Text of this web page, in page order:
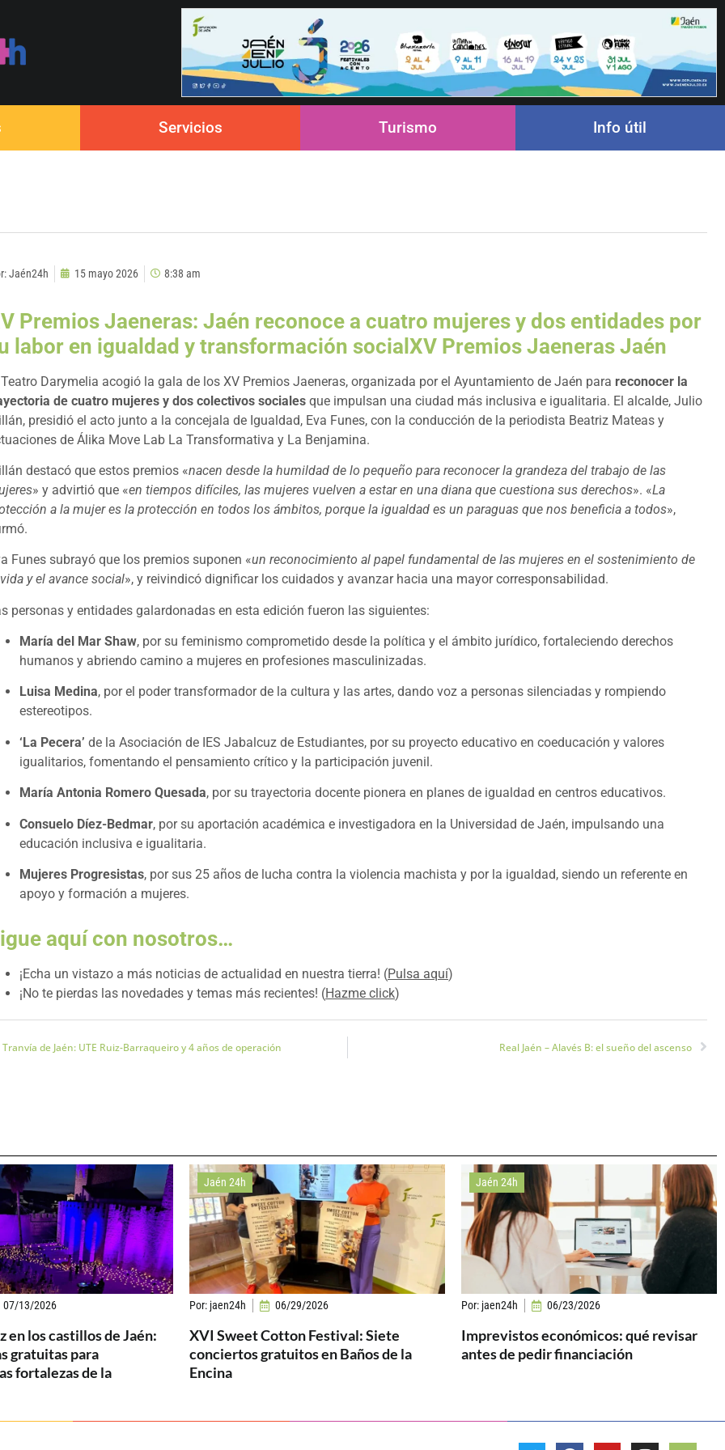
Servicios Turismo Info útil
Jaén24h 15 mayo 2026 8:38 am
Premios Jaeneras: Jaén reconoce a cuatro mujeres y dos entidades por
labor en igualdad y transformación socialXV Premios Jaeneras Jaén
Darymelia acogió la gala de los XV Premios Jaeneras, organizada por el Ayuntamiento de Jaén para reconocer la
de cuatro mujeres y dos colectivos sociales que impulsan una ciudad más inclusiva e igualitaria. El alcalde, Julio
presidió el acto junto a la concejala de Igualdad, Eva Funes, con la conducción de la periodista Beatriz Mateas y
de Álika Move Lab La Transformativa y La Benjamina.
destacó que estos premios «nacen desde la humildad de lo pequeño para reconocer la grandeza del trabajo de las
» y advirtió que «en tiempos difíciles, las mujeres vuelven a estar en una diana que cuestiona sus derechos». «La
a la mujer es la protección en todos los ámbitos, porque la igualdad es un paraguas que nos beneficia a todos»,
Funes subrayó que los premios suponen «un reconocimiento al papel fundamental de las mujeres en el sostenimiento de
y el avance social», y reivindicó dignificar los cuidados y avanzar hacia una mayor corresponsabilidad.
personas y entidades galardonadas en esta edición fueron las siguientes:
María del Mar Shaw, por su feminismo comprometido desde la política y el ámbito jurídico, fortaleciendo derechos
humanos y abriendo camino a mujeres en profesiones masculinizadas.
Luisa Medina, por el poder transformador de la cultura y las artes, dando voz a personas silenciadas y rompiendo
estereotipos.
‘La Pecera’ de la Asociación de IES Jabalcuz de Estudiantes, por su proyecto educativo en coeducación y valores
igualitarios, fomentando el pensamiento crítico y la participación juvenil.
María Antonia Romero Quesada, por su trayectoria docente pionera en planes de igualdad en centros educativos.
Consuelo Díez-Bedmar, por su aportación académica e investigadora en la Universidad de Jaén, impulsando una
educación inclusiva e igualitaria.
Mujeres Progresistas, por sus 25 años de lucha contra la violencia machista y por la igualdad, siendo un referente en
apoyo y formación a mujeres.
aquí con nosotros…
¡Echa un vistazo a más noticias de actualidad en nuestra tierra! (Pulsa aquí)
¡No te pierdas las novedades y temas más recientes! (Hazme click)
Tranvía de Jaén: UTE Ruiz-Barraqueiro y 4 años de operación Real Jaén – Alavés B: el sueño del ascenso
07/13/2026
en los castillos de Jaén:
gratuitas para
fortalezas de la
Jaén 24h
Por: jaen24h 06/29/2026
XVI Sweet Cotton Festival: Siete
conciertos gratuitos en Baños de la
Encina
Jaén 24h
Por: jaen24h 06/23/2026
Imprevistos económicos: qué revisar
antes de pedir financiación